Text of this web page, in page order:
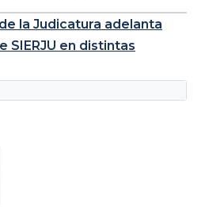
la Judicatura adelanta
SIERJU en distintas